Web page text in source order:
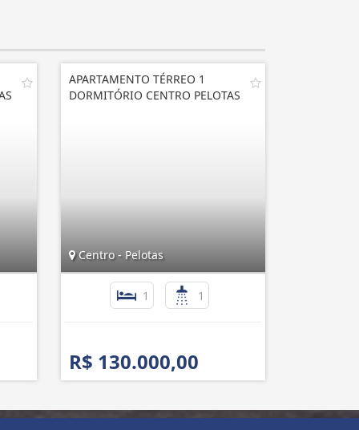
APARTAMENTO TÉRREO 1
DORMITÓRIO CENTRO PELOTAS
Centro - Pelotas
1 1
R$ 130.000,00